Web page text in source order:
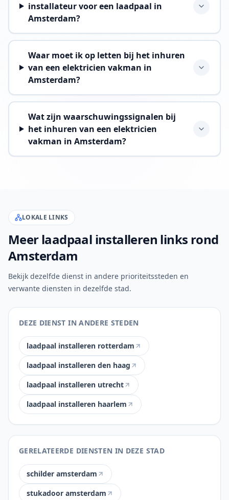
installateur voor een laadpaal in
Amsterdam?
Waar moet ik op letten bij het inhuren
van een elektricien vakman in
Amsterdam?
Wat zijn waarschuwingssignalen bij
het inhuren van een elektricien
vakman in Amsterdam?
LOKALE LINKS
Meer laadpaal installeren links rond
Amsterdam
Bekijk dezelfde dienst in andere prioriteitssteden en
verwante diensten in dezelfde stad.
DEZE DIENST IN ANDERE STEDEN
laadpaal installeren rotterdam
laadpaal installeren den haag
laadpaal installeren utrecht
laadpaal installeren haarlem
GERELATEERDE DIENSTEN IN DEZE STAD
schilder amsterdam
stukadoor amsterdam